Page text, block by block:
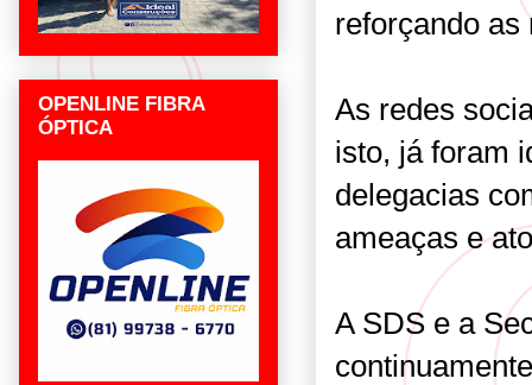
reforçando as
As redes
isto, já foram
delegacias
ameaças e
A SDS e a
OPENLINE FIBRA
ÓPTICA